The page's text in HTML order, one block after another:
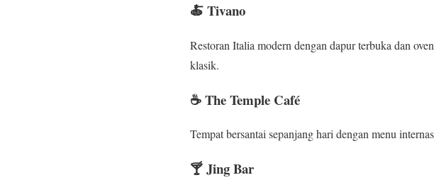
🍝 Tivano
Restoran Italia modern dengan dapur terbuka dan
klasik.
☕ The Temple Café
Tempat bersantai sepanjang hari dengan menu
🍸 Jing Bar